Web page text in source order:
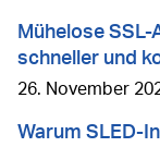
Mühelose
schneller und
26. November
Warum SLED-